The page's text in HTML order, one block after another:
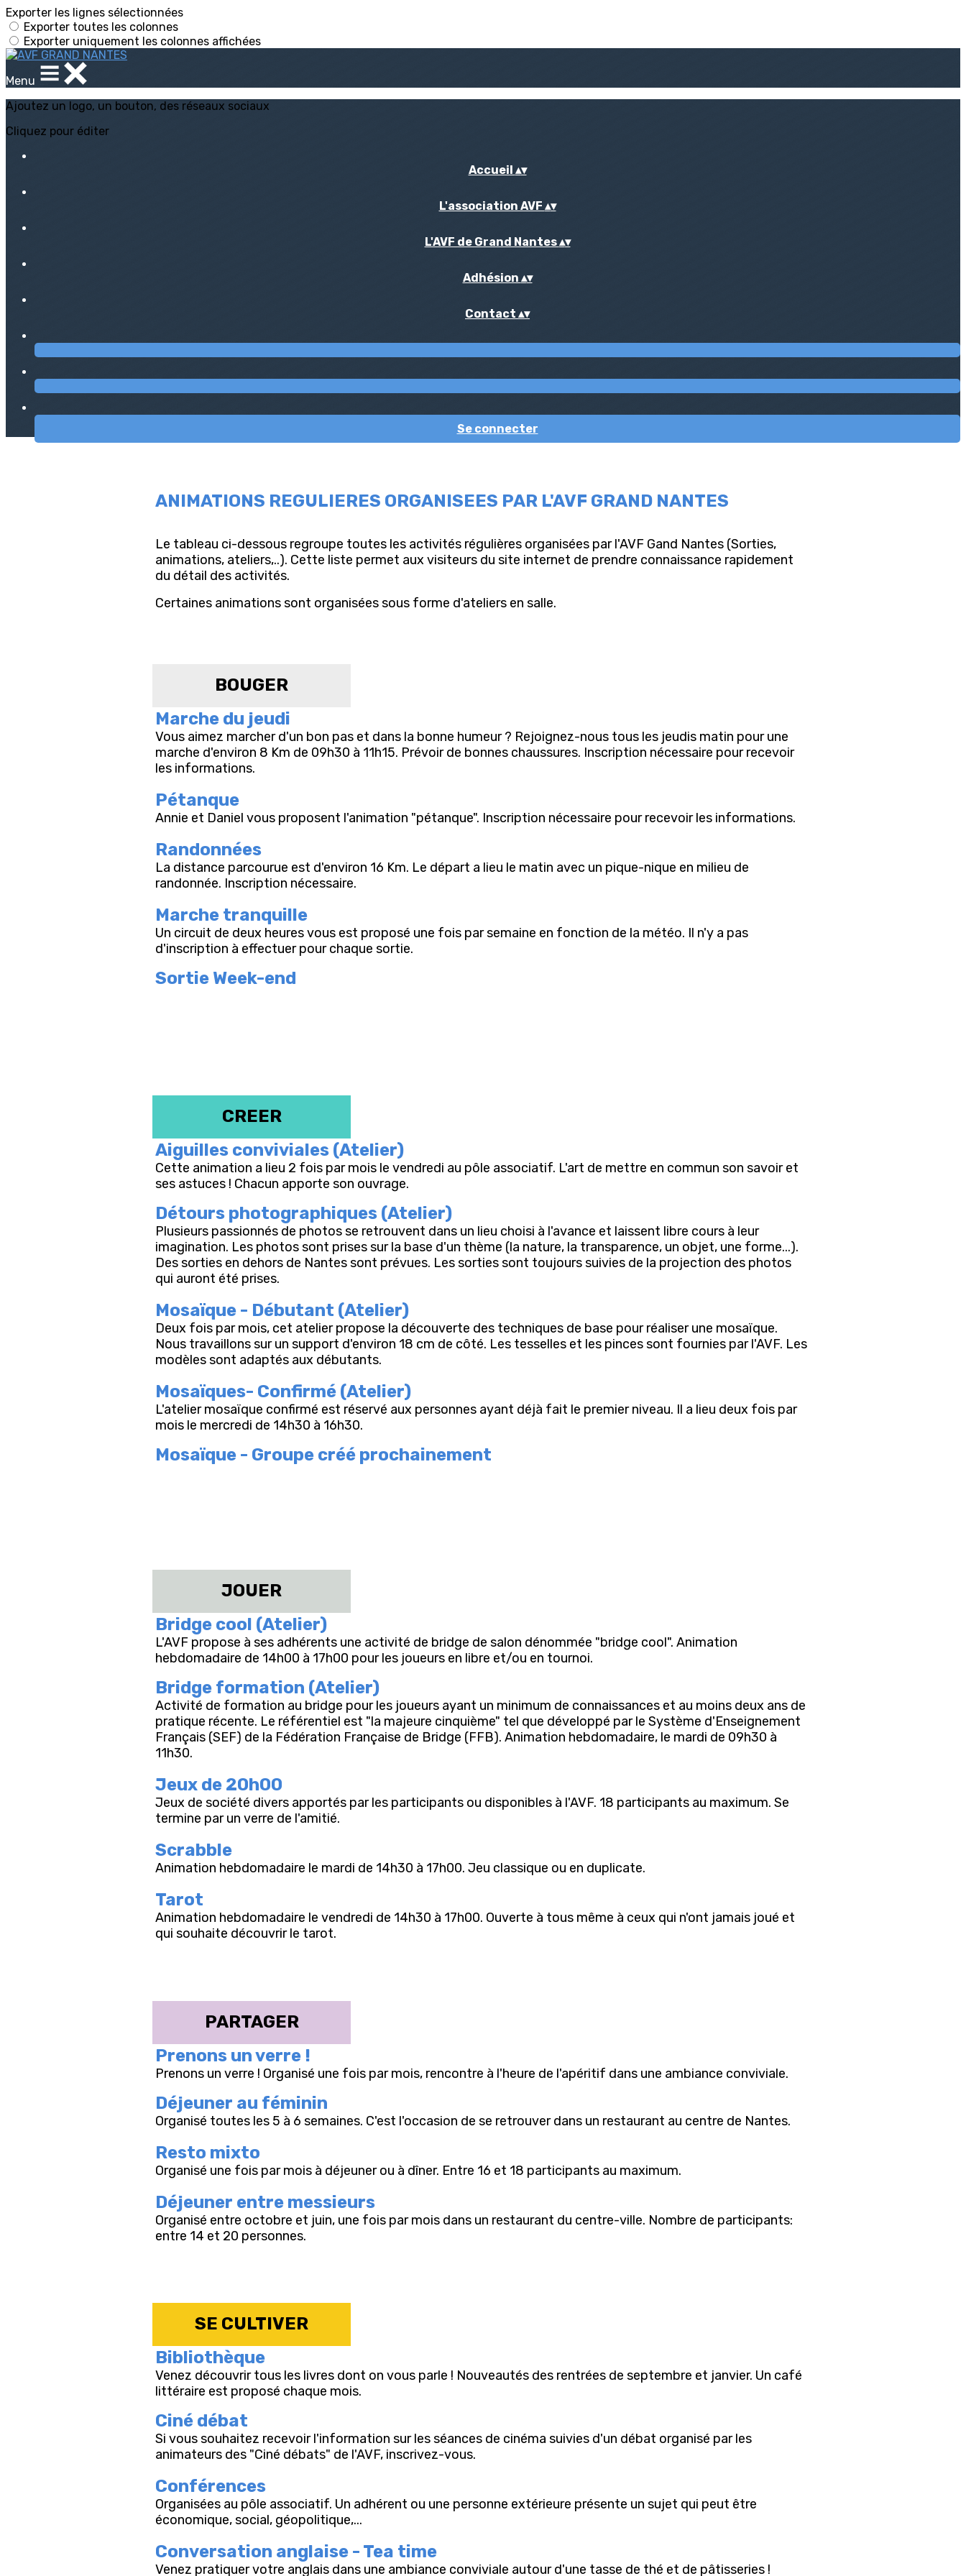
Exporter les lignes sélectionnées
Exporter toutes les colonnes
Exporter uniquement les colonnes affichées
Menu
Ajoutez un logo, un bouton, des réseaux sociaux
Cliquez pour éditer
Accueil ▴▾
L'association AVF ▴▾
L'AVF de Grand Nantes▴▾
Adhésion ▴▾
Contact ▴▾
Se connecter
ANIMATIONS REGULIERES ORGANISEES PAR L'AVF GRAND NANTES
Le tableau ci-dessous regroupe toutes les activités régulières organisées par l'AVF Gand Nantes (Sorties,
animations, ateliers,..). Cette liste permet aux visiteurs du site internet de prendre connaissance rapidement
du détail des activités.
Certaines animations sont organisées sous forme d'ateliers en salle.
BOUGER
Marche du jeudi
Vous aimez marcher d'un bon pas et dans la bonne humeur ? Rejoignez-nous tous les jeudis matin pour une
marche d'environ 8 Km de 09h30 à 11h15. Prévoir de bonnes chaussures. Inscription nécessaire pour recevoir
les informations.
Pétanque
Annie et Daniel vous proposent l'animation "pétanque". Inscription nécessaire pour recevoir les informations.
Randonnées
La distance parcourue est d'environ 16 Km. Le départ a lieu le matin avec un pique-nique en milieu de
randonnée. Inscription nécessaire.
Marche tranquille
Un circuit de deux heures vous est proposé une fois par semaine en fonction de la météo. Il n'y a pas
d'inscription à effectuer pour chaque sortie.
Sortie Week-end
CREER
Aiguilles conviviales (Atelier)
Cette animation a lieu 2 fois par mois le vendredi au pôle associatif. L'art de mettre en commun son savoir et
ses astuces ! Chacun apporte son ouvrage.
Détours photographiques (Atelier)
Plusieurs passionnés de photos se retrouvent dans un lieu choisi à l'avance et laissent libre cours à leur
imagination. Les photos sont prises sur la base d'un thème (la nature, la transparence, un objet, une forme...).
Des sorties en dehors de Nantes sont prévues. Les sorties sont toujours suivies de la projection des photos
qui auront été prises.
Mosaïque - Débutant (Atelier)
Deux fois par mois, cet atelier propose la découverte des techniques de base pour réaliser une mosaïque.
Nous travaillons sur un support d'environ 18 cm de côté. Les tesselles et les pinces sont fournies par l'AVF. Les
modèles sont adaptés aux débutants.
Mosaïques- Confirmé (Atelier)
L'atelier mosaïque confirmé est réservé aux personnes ayant déjà fait le premier niveau. Il a lieu deux fois par
mois le mercredi de 14h30 à 16h30.
Mosaïque - Groupe créé prochainement
JOUER
Bridge cool (Atelier)
L'AVF propose à ses adhérents une activité de bridge de salon dénommée "bridge cool". Animation
hebdomadaire de 14h00 à 17h00 pour les joueurs en libre et/ou en tournoi.
Bridge formation (Atelier)
Activité de formation au bridge pour les joueurs ayant un minimum de connaissances et au moins deux ans de
pratique récente. Le référentiel est "la majeure cinquième" tel que développé par le Système d'Enseignement
Français (SEF) de la Fédération Française de Bridge (FFB). Animation hebdomadaire, le mardi de 09h30 à
11h30.
Jeux de 20h00
Jeux de société divers apportés par les participants ou disponibles à l'AVF. 18 participants au maximum. Se
termine par un verre de l'amitié.
Scrabble
Animation hebdomadaire le mardi de 14h30 à 17h00. Jeu classique ou en duplicate.
Tarot
Animation hebdomadaire le vendredi de 14h30 à 17h00. Ouverte à tous même à ceux qui n'ont jamais joué et
qui souhaite découvrir le tarot.
PARTAGER
Prenons un verre !
Prenons un verre ! Organisé une fois par mois, rencontre à l'heure de l'apéritif dans une ambiance conviviale.
Déjeuner au féminin
Organisé toutes les 5 à 6 semaines. C'est l'occasion de se retrouver dans un restaurant au centre de Nantes.
Resto mixto
Organisé une fois par mois à déjeuner ou à dîner. Entre 16 et 18 participants au maximum.
Déjeuner entre messieurs
Organisé entre octobre et juin, une fois par mois dans un restaurant du centre-ville. Nombre de participants:
entre 14 et 20 personnes.
SE CULTIVER
Bibliothèque
Venez découvrir tous les livres dont on vous parle ! Nouveautés des rentrées de septembre et janvier. Un café
littéraire est proposé chaque mois.
Ciné débat
Si vous souhaitez recevoir l'information sur les séances de cinéma suivies d'un débat organisé par les
animateurs des "Ciné débats" de l'AVF, inscrivez-vous.
Conférences
Organisées au pôle associatif. Un adhérent ou une personne extérieure présente un sujet qui peut être
économique, social, géopolitique,...
Conversation anglaise - Tea time
Venez pratiquer votre anglais dans une ambiance conviviale autour d'une tasse de thé et de pâtisseries !